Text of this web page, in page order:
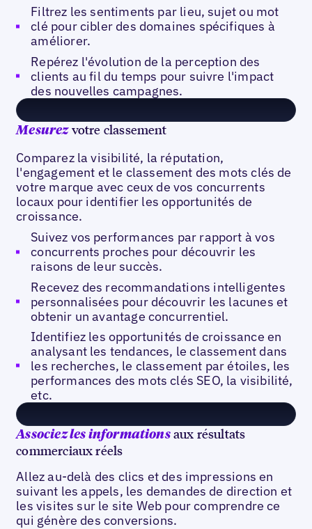
Filtrez les sentiments par lieu, sujet ou mot
clé pour cibler des domaines spécifiques à
améliorer.
Repérez l'évolution de la perception des
clients au fil du temps pour suivre l'impact
des nouvelles campagnes.
Mesurezvotre classement
Comparez la visibilité, la réputation,
l'engagement et le classement des mots clés de
votre marque avec ceux de vos concurrents
locaux pour identifier les opportunités de
croissance.
Suivez vos performances par rapport à vos
concurrents proches pour découvrir les
raisons de leur succès.
Recevez des recommandations intelligentes
personnalisées pour découvrir les lacunes et
obtenir un avantage concurrentiel.
Identifiez les opportunités de croissance en
analysant les tendances, le classement dans
les recherches, le classement par étoiles, les
performances des mots clés SEO, la visibilité,
etc.
Associez les informationsaux résultats
commerciaux réels
Allez au-delà des clics et des impressions en
suivant les appels, les demandes de direction et
les visites sur le site Web pour comprendre ce
qui génère des conversions.